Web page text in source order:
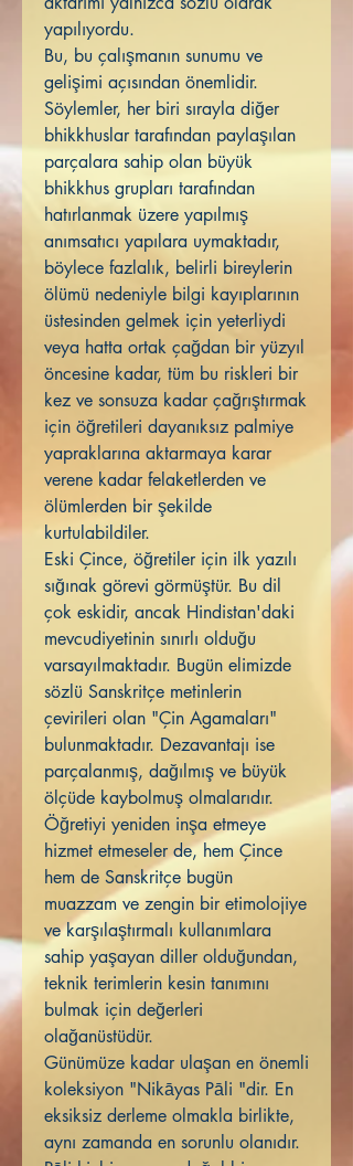
yapılıyordu.
Bu, bu çalışmanın sunumu ve
gelişimi açısından önemlidir.
Söylemler, her biri sırayla diğer
bhikkhuslar tarafından paylaşılan
parçalara sahip olan büyük
bhikkhus grupları tarafından
hatırlanmak üzere yapılmış
anımsatıcı yapılara uymaktadır,
böylece fazlalık, belirli bireylerin
ölümü nedeniyle bilgi kayıplarının
üstesinden gelmek için yeterliydi
veya hatta ortak çağdan bir yüzyıl
öncesine kadar, tüm bu riskleri bir
kez ve sonsuza kadar çağrıştırmak
için öğretileri dayanıksız palmiye
yapraklarına aktarmaya karar
verene kadar felaketlerden ve
ölümlerden bir şekilde
kurtulabildiler.
Eski Çince, öğretiler için ilk yazılı
sığınak görevi görmüştür. Bu dil
çok eskidir, ancak Hindistan'daki
mevcudiyetinin sınırlı olduğu
varsayılmaktadır. Bugün elimizde
sözlü Sanskritçe metinlerin
çevirileri olan "Çin Agamaları"
bulunmaktadır. Dezavantajı ise
parçalanmış, dağılmış ve büyük
ölçüde kaybolmuş olmalarıdır.
Öğretiyi yeniden inşa etmeye
hizmet etmeseler de, hem Çince
hem de Sanskritçe bugün
muazzam ve zengin bir etimolojiye
ve karşılaştırmalı kullanımlara
sahip yaşayan diller olduğundan,
teknik terimlerin kesin tanımını
bulmak için değerleri
olağanüstüdür.
Günümüze kadar ulaşan en önemli
koleksiyon "Nikāyas Pāli "dir. En
eksiksiz derleme olmakla birlikte,
aynı zamanda en sorunlu olanıdır.